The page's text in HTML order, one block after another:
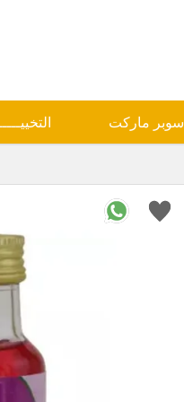
سوبر ماركت